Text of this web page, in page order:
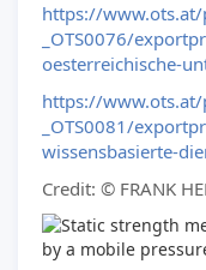
https://www.ots.at/
_OTS0076/
oesterreichische-
https://www.ots.at/
_OTS0081/
wissensbasierte-
Credit: © FRANK